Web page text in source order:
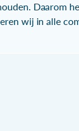
Daarom
wij in alle